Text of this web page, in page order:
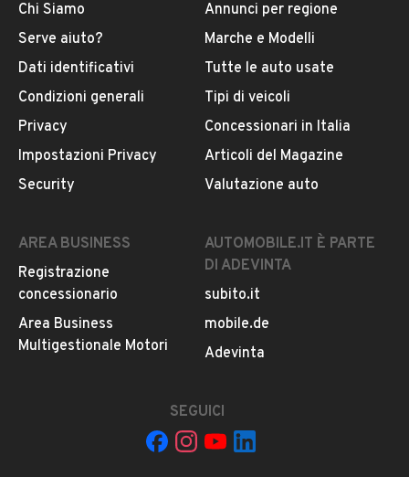
CONTRADA SANTA MARIA, 469, 63812,
MONTEGRANARO
Gio. 07:00 - 13:30 / 14:00 - 20:30
MOSTRA NUMERO
CONTATTA IL VENDITORE
Il veicolo è ancora disponibile?
Il prezzo è trattabile?
Offrite finanziamenti?
Quali sono le condizioni della garanzia?
Chi Siamo
Serve aiuto?
Dati identificativi
Condizioni generali
Privacy
Impostazioni Privacy
Security
Annunci per regione
Marche e Modelli
Tutte le auto usate
Tipi di veicoli
Concessionari in Italia
Articoli del Magazine
Valutazione auto
AREA BUSINESS
Registrazione
concessionario
Area Business
Multigestionale Motori
AUTOMOBILE.IT È PARTE
DI ADEVINTA
subito.it
mobile.de
Adevinta
SEGUICI